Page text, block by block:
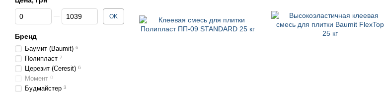
От Цена, грн
До Цена, грн OK
Бренд
Баумит (Baumit) 6
Полипласт 7
Церезит (Ceresit) 6
Момент 0
Будмайстер 3